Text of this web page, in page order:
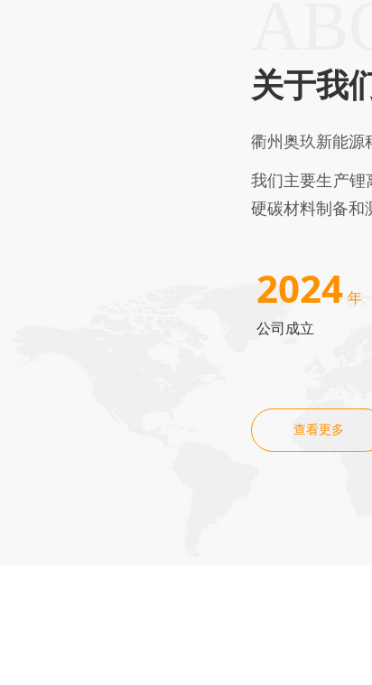
关于我
衢州奥玖新能源
我们主要生产锂
硬碳材料制备和
查看更多
2024 年
公司成立